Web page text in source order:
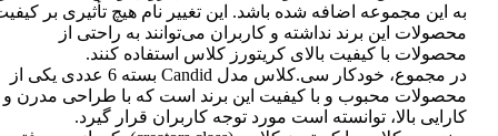
به این مجموعه اضافه شده باشد. این تغییر نام هیچ تأثیری بر
محصولات این برند نداشته و کاربران می‌توانند به راحتی از
محصولات با کیفیت بالای کریتورز کلاس استفاده کنند.
در مجموع، خودکار سی.کلاس مدل Candid بسته 6 عددی یکی از
محصولات محبوب و با کیفیت این برند است که با طراحی مدرن و
کارایی بالا، توانسته است مورد توجه کاربران قرار گیرد.